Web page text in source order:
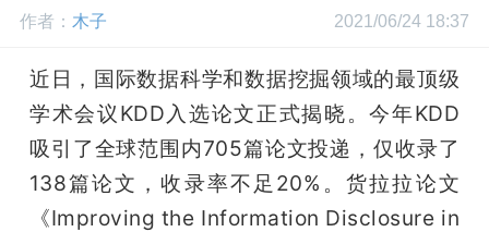
开
作者： 木子 2021/06/24 18:37
近日，国际数据科学和数据挖掘领域的最顶级
学术会议KDD入选论文正式揭晓。今年KDD
吸引了全球范围内705篇论文投递，仅收录了
138篇论文，收录率不足20%。货拉拉论文
《Improving the Information Disclosure in